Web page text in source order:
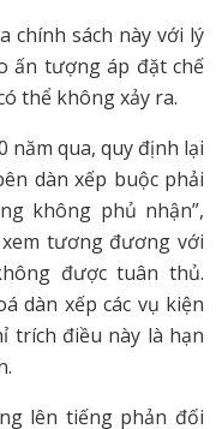
chính sách này với lý
ấn tượng áp đặt chế
thể không xảy ra.
qua, quy định lại
dàn xếp buộc phải
không phủ nhận”,
tương đương với
được tuân thủ.
dàn xếp các vụ kiện
trích điều này là hạn
lên tiếng phản đối